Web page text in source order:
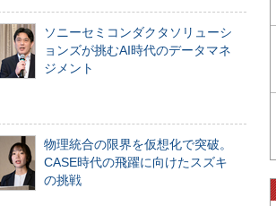
ソニーセミコンダクタソリューシ
ョンズが挑むAI時代のデータマネ
ジメント
物理統合の限界を仮想化で突破。
CASE時代の飛躍に向けたスズキ
の挑戦